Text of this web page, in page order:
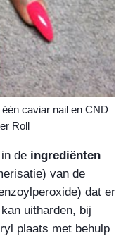
caviar nail en CND
Roll
de ingrediënten
van de
dat er
uitharden, bij
plaats met behulp